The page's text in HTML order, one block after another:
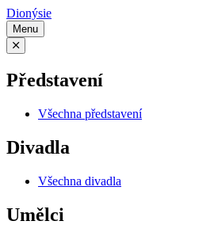
Dionýsie
Menu
Představení
Všechna představení
Divadla
Všechna divadla
Umělci